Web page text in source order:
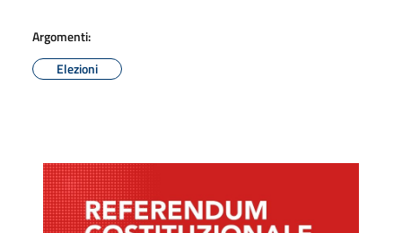
Argomenti:
Elezioni